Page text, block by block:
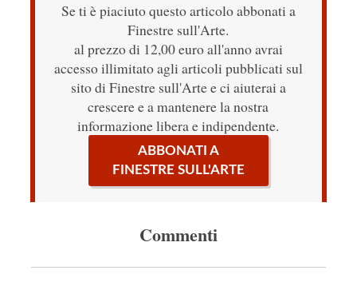
Se ti è piaciuto questo articolo abbonati a
Finestre sull'Arte.
al prezzo di 12,00 euro all'anno avrai
accesso illimitato agli articoli pubblicati sul
sito di Finestre sull'Arte e ci aiuterai a
crescere e a mantenere la nostra
informazione libera e indipendente.
ABBONATI A
FINESTRE SULL'ARTE
Commenti